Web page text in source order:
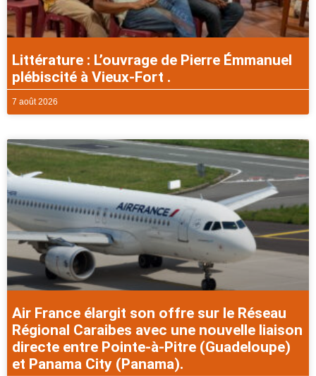
Littérature : L’ouvrage de Pierre Émmanuel
plébiscité à Vieux-Fort .
7 août 2026
Air France élargit son offre sur le Réseau
Régional Caraibes avec une nouvelle liaison
directe entre Pointe-à-Pitre (Guadeloupe)
et Panama City (Panama).